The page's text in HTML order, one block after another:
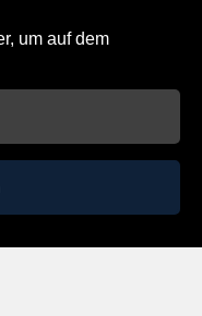
um auf dem